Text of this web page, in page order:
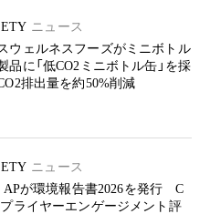
ニュース
ウェルネスフーズがミニボトル
品に「低CO2ミニボトル缶」を採
排出量を約50%削減
ニュース
が環境報告書2026を発行 C
ライヤーエンゲージメント評